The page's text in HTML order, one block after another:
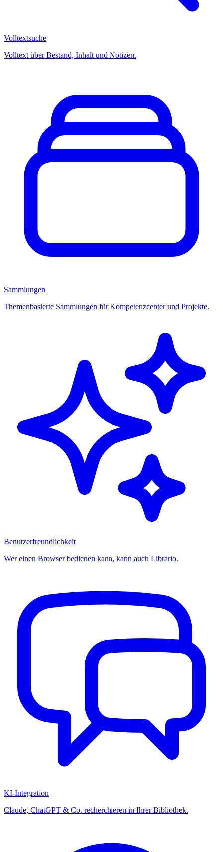
Volltextsuche
Volltext über Bestand, Inhalt und Notizen.
Sammlungen
Themenbasierte Sammlungen für Kompetenzcenter und Projekte.
Benutzerfreundlichkeit
Wer einen Browser bedienen kann, kann auch Librario.
KI-Integration
Claude, ChatGPT & Co. recherchieren in Ihrer Bibliothek.